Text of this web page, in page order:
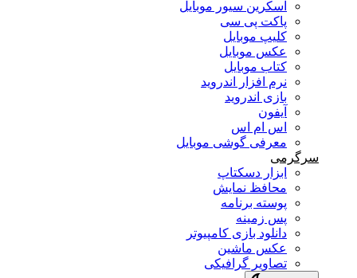
اسکرین سیور موبایل
پاکت پی سی
کلیپ موبایل
عکس موبایل
کتاب موبایل
نرم افزار اندروید
بازی اندروید
آیفون
اس ام اس
معرفی گوشی موبایل
سرگرمی
ابزار دسکتاپ
محافظ نمایش
پوسته برنامه
پس زمینه
دانلود بازی کامپیوتر
عکس ماشین
تصاویر گرافیکی